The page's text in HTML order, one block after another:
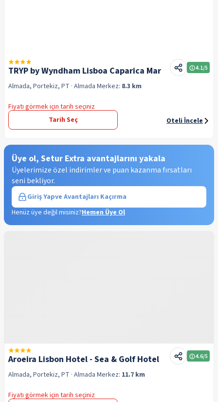
TRYP by Wyndham Lisboa Caparica Mar 4.1/5
Almada, Portekiz, PT · Almada Merkez: 8.3 km
Fiyatı görmek için tarih seçiniz
Tarih Seç
Oteli İncele
Üye ol, Setur Extra avantajlarını yakala
Üyelerimize özel indirimler ve puan kazanma fırsatları
seni bekliyor.
Giriş Yapve Avantajları Kaçırma
Henüz üye değil misiniz?Hemen Üye Ol
Aroeira Lisbon Hotel - Sea & Golf Hotel 4.6/5
Almada, Portekiz, PT · Almada Merkez: 11.7 km
Fiyatı görmek için tarih seçiniz